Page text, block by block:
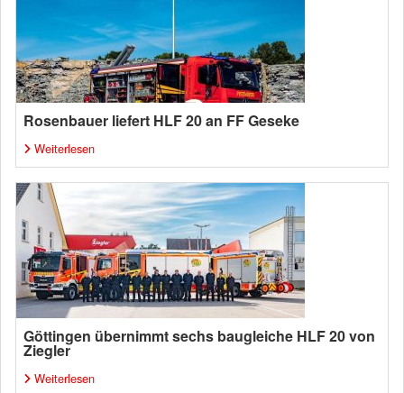
Rosenbauer liefert HLF 20 an FF Geseke
Weiterlesen
Göttingen übernimmt sechs baugleiche HLF 20 von
Ziegler
Weiterlesen